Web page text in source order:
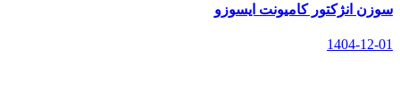
سوزن انژکتور کامیونت ایسوزو
1404-12-01